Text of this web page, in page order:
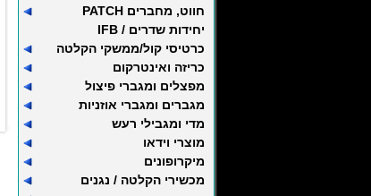
חווט, מחברים PATCH
יחידות שדרים / IFB
כרטיסי קול/ממשקי הקלטה
כריזה ואינטרקום
מפצלים ומגברי פיצול
מגברים ומגברי אוזניות
מדי ומגבילי רעש
מוצרי וידאו
מיקרופונים
מכשירי הקלטה / נגנים